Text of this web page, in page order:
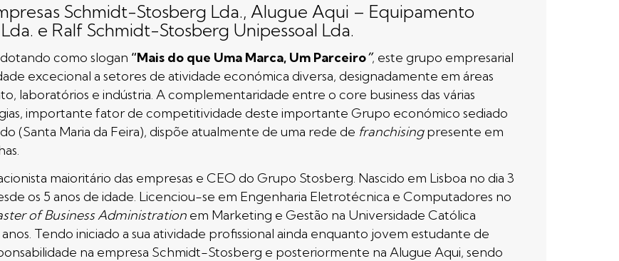
Schmidt-Stosberg Lda., Alugue Aqui – Equipamento
e Ralf Schmidt-Stosberg Unipessoal Lda.
como slogan “Mais do que Uma Marca, Um Parceiro”, este grupo empresarial
excecional a setores de atividade económica diversa, designadamente em áreas
laboratórios e indústria. A complementaridade entre o core business das várias
importante fator de competitividade deste importante Grupo económico sediado
(Santa Maria da Feira), dispõe atualmente de uma rede de franchisingpresente em
maioritário das empresas e CEO do Grupo Stosberg. Nascido em Lisboa no dia 3
os 5 anos de idade. Licenciou-se em Engenharia Eletrotécnica e Computadores no
of Business Administration em Marketing e Gestão na Universidade Católica
Tendo iniciado a sua atividade profissional ainda enquanto jovem estudante de
na empresa Schmidt-Stosberg e posteriormente na Alugue Aqui, sendo